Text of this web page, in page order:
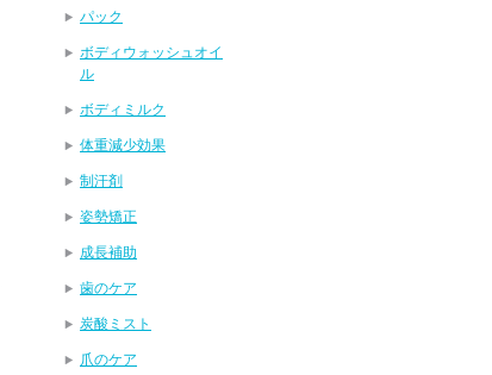
パック
ボディウォッシュオイ
ル
ボディミルク
体重減少効果
制汗剤
姿勢矯正
成長補助
歯のケア
炭酸ミスト
爪のケア